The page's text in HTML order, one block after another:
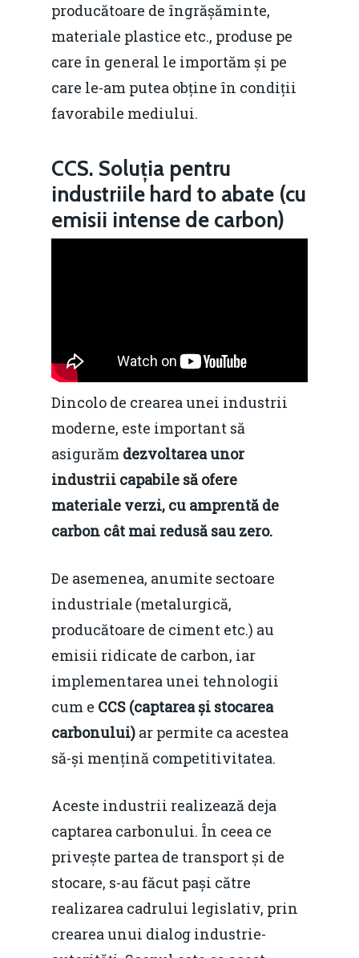
producătoare de îngrășăminte,
materiale plastice etc., produse pe
care în general le importăm și pe
care le-am putea obține în condiții
favorabile mediului.
CCS. Soluția pentru
industriile hard to abate (cu
emisii intense de carbon)
Dincolo de crearea unei industrii
moderne, este important să
asigurăm dezvoltarea unor
industrii capabile să ofere
materiale verzi, cu amprentă de
carbon cât mai redusă sau zero.
De asemenea, anumite sectoare
industriale (metalurgică,
producătoare de ciment etc.) au
emisii ridicate de carbon, iar
implementarea unei tehnologii
cum e CCS (captarea și stocarea
carbonului) ar permite ca acestea
să-și mențină competitivitatea.
Aceste industrii realizează deja
captarea carbonului. În ceea ce
privește partea de transport și de
stocare, s-au făcut pași către
realizarea cadrului legislativ, prin
crearea unui dialog industrie-